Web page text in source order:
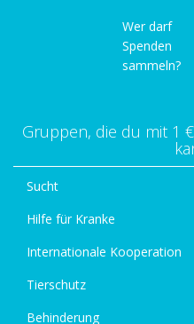
Wer darf
Spenden
sammeln?
Gruppen, die du mit 1
Sucht
Hilfe für Kranke
Internationale Kooperation
Tierschutz
Behinderung